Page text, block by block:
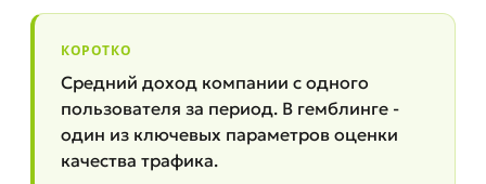
КОРОТКО
Средний доход компании с одного
пользователя за период. В гемблинге -
один из ключевых параметров оценки
качества трафика.